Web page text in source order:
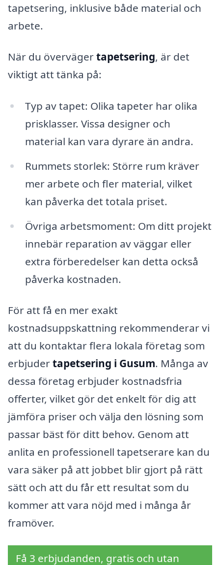
tapetsering, inklusive både material och
arbete.
När du övervägertapetsering, är det
viktigt att tänka på:
Typ av tapet: Olika tapeter har olika
prisklasser. Vissa designer och
material kan vara dyrare än andra.
Rummets storlek: Större rum kräver
mer arbete och fler material, vilket
kan påverka det totala priset.
Övriga arbetsmoment: Om ditt projekt
innebär reparation av väggar eller
extra förberedelser kan detta också
påverka kostnaden.
För att få en mer exakt
kostnadsuppskattning rekommenderar vi
att du kontaktar flera lokala företag som
erbjudertapetsering i Gusum. Många av
dessa företag erbjuder kostnadsfria
offerter, vilket gör det enkelt för dig att
jämföra priser och välja den lösning som
passar bäst för ditt behov. Genom att
anlita en professionell tapetserare kan du
vara säker på att jobbet blir gjort på rätt
sätt och att du får ett resultat som du
kommer att vara nöjd med i många år
framöver.
Få 3 erbjudanden, gratis och utan